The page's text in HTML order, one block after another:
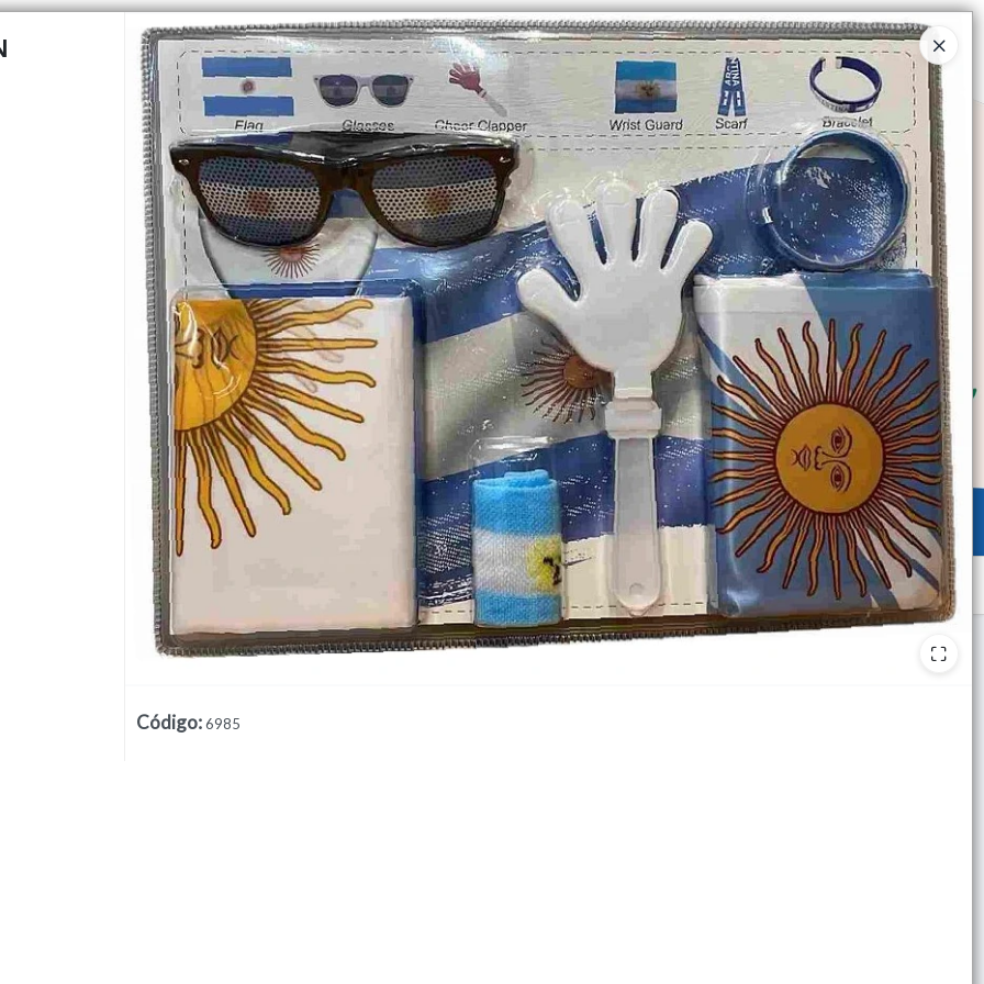
Código:6985
Ingresar a la Tienda
CÓMO COMPRAR QUIÉNES SOMOS TIENDA MINORISTA CONTACTO